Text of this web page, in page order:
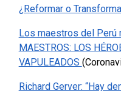
¿Reformar o
Los maestros del Perú
MAESTROS: LOS
VAPULEADOS
Richard Gerver: “Hay